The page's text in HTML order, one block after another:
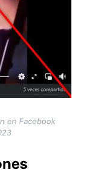
en Facebook